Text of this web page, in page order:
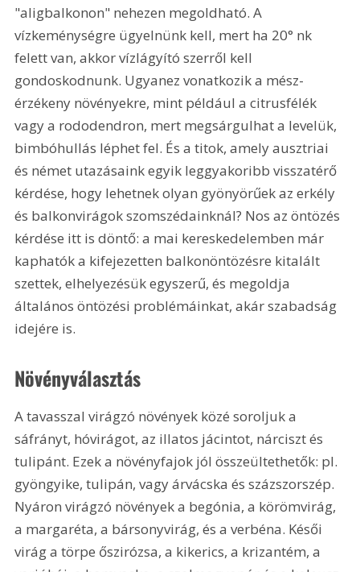
"aligbalkonon" nehezen megoldható. A
vízkeménységre ügyelnünk kell, mert ha 20° nk
felett van, akkor vízlágyító szerről kell
gondoskodnunk. Ugyanez vonatkozik a mész-
érzékeny növényekre, mint például a citrusfélék
vagy a rododendron, mert megsárgulhat a levelük,
bimbóhullás léphet fel. És a titok, amely ausztriai
és német utazásaink egyik leggyakoribb visszatérő
kérdése, hogy lehetnek olyan gyönyörűek az erkély
és balkonvirágok szomszédainknál? Nos az öntözés
kérdése itt is döntő: a mai kereskedelemben már
kaphatók a kifejezetten balkonöntözésre kitalált
szettek, elhelyezésük egyszerű, és megoldja
általános öntözési problémáinkat, akár szabadság
idejére is.
Növényválasztás
A tavasszal virágzó növények közé soroljuk a
sáfrányt, hóvirágot, az illatos jácintot, nárciszt és
tulipánt. Ezek a növényfajok jól összeültethetők: pl.
gyöngyike, tulipán, vagy árvácska és százszorszép.
Nyáron virágzó növények a begónia, a körömvirág,
a margaréta, a bársonyvirág, és a verbéna. Késői
virág a törpe őszirózsa, a kikerics, a krizantém, a